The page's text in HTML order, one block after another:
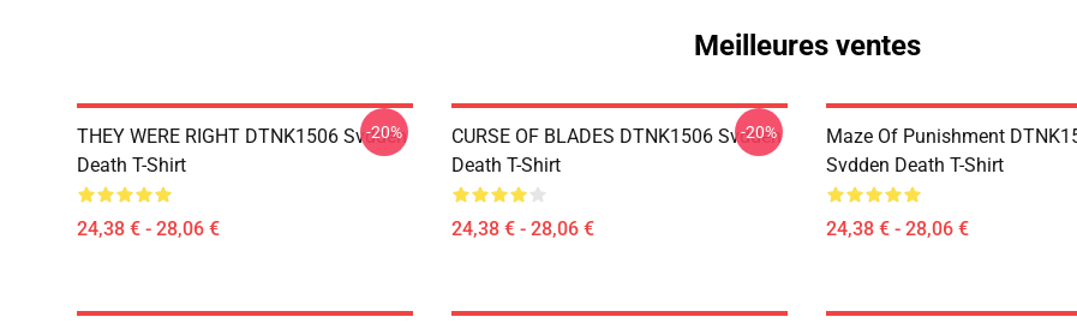
Meilleures ventes
THEY WERE RIGHT DTNK1506 Svdden
Death T-Shirt
24,38 € - 28,06 €
-20%
CURSE OF BLADES DTNK1506 Svdden
Death T-Shirt
24,38 € - 28,06 €
-20%
Maze Of Punishment
Svdden Death T-Shirt
24,38 € - 28,06 €